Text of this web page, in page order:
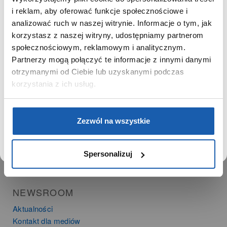
i reklam, aby oferować funkcje społecznościowe i
analizować ruch w naszej witrynie. Informacje o tym, jak
korzystasz z naszej witryny, udostępniamy partnerom
społecznościowym, reklamowym i analitycznym.
Partnerzy mogą połączyć te informacje z innymi danymi
otrzymanymi od Ciebie lub uzyskanymi podczas
korzystania z ich usług.
Zezwól na wszystkie
Spersonalizuj
Kariera
Zgoda na ciasteczka
PRODUKTY
Zegarki
Instrumenty muzyczne
Kalkulatory
SIECI SPRZEDAŻY
Time Trend
Salony muzyczne Riff
Noble Place
NEWSROOM
Aktualności
Kontakt dla mediów
SZANOWNY UŻYTKOWNIKU,
SZANOWNA UŻYTKOWNICZKO
Używamy plików cookie w celach analitycznych,
statystycznych i marketingowych, w tym aby analizować
ruch w tej witrynie, optymalizować jej działanie oraz
zapamiętywać Twoje preferencje.